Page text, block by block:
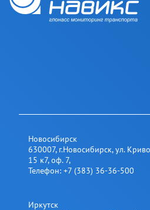
Новосибирск
630007, г.Новосибирск,ул.
15 к7, оф. 7,
Телефон: +7 (383) 36-36-500
Иркутск